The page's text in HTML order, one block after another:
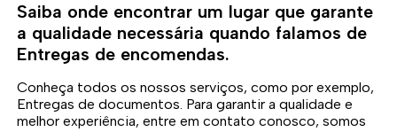
Saiba onde encontrar um lugar que garante
a qualidade necessária quando falamos de
Entregas de encomendas.
Conheça todos os nossos serviços, como por exemplo,
Entregas de documentos. Para garantir a qualidade e
melhor experiência, entre em contato conosco, somos